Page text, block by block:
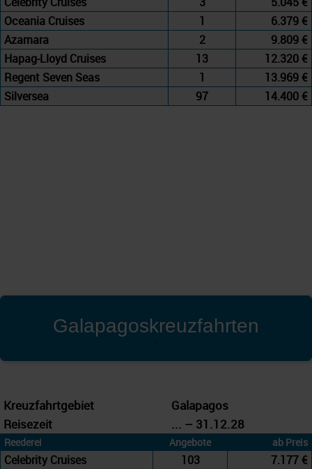
Oceania Cruises
1
6.379 €
Azamara
2
9.809 €
Hapag-Lloyd Cruises
13
12.320 €
Regent Seven Seas
1
13.969 €
Silversea
97 14.400 €
Galapagoskreuzfahrten
'
Kreuzfahrtgebiet
Galapagos
Reisezeit
... – 31.12.28
Reederei Angebote ab Preis
Celebrity Cruises 103
7.177 €